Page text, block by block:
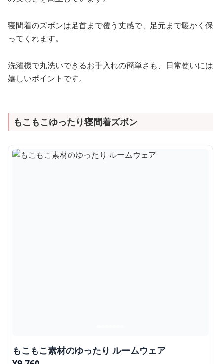
寝間着のズボンは足首まで覆う丈感で、足元まで暖かく保
ってくれます。
洗濯機で丸洗いできるお手入れの簡単さも、日常使いには
嬉しいポイントです。
もこもこゆったり寝間着ズボン
もこもこ素材のゆったり ルームウェア